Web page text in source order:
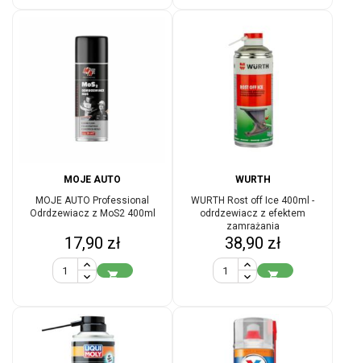
MOJE AUTO
MOJE AUTO Professional
Odrdzewiacz z MoS2 400ml
Cena
17,90 zł

WURTH
WURTH Rost off Ice 400ml -
odrdzewiacz z efektem
zamrażania
Cena
38,90 zł
